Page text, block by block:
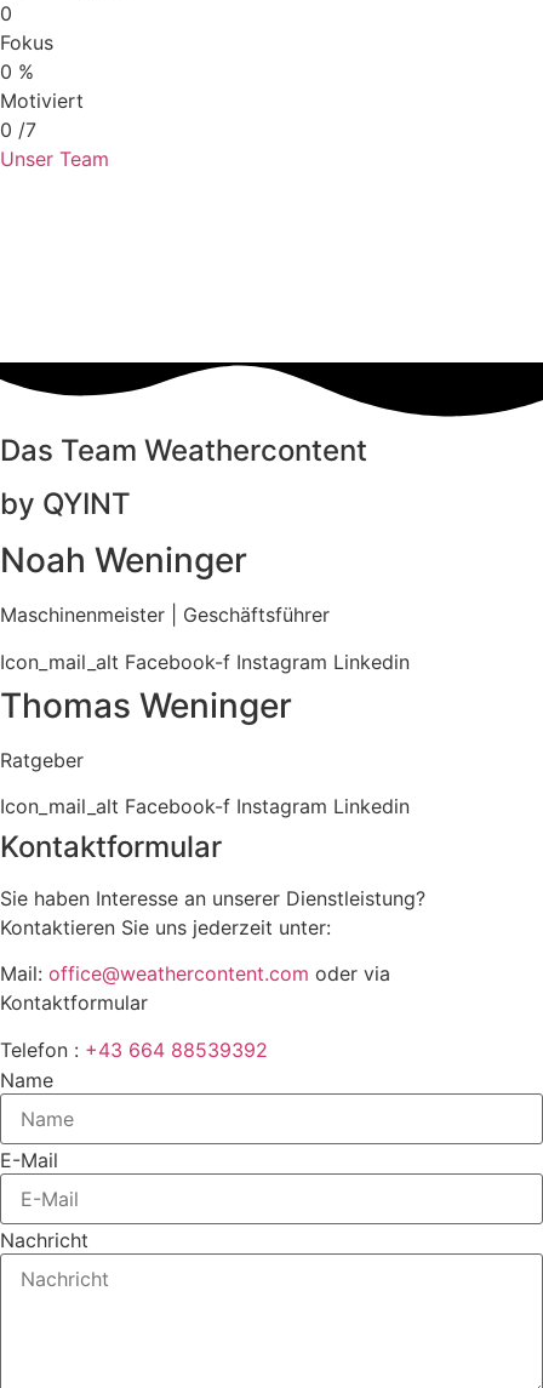
0
Fokus
0 %
Motiviert
0 /7
Unser Team
Das Team Weathercontent
by QYINT
Noah Weninger
Maschinenmeister | Geschäftsführer
Icon_mail_alt Facebook-f Instagram Linkedin
Thomas Weninger
Ratgeber
Icon_mail_alt Facebook-f Instagram Linkedin
Kontaktformular
Sie haben Interesse an unserer Dienstleistung?
Kontaktieren Sie uns jederzeit unter:
Mail: office@weathercontent.com oder via
Kontaktformular
Telefon : +43 664 88539392
Name
E-Mail
Nachricht